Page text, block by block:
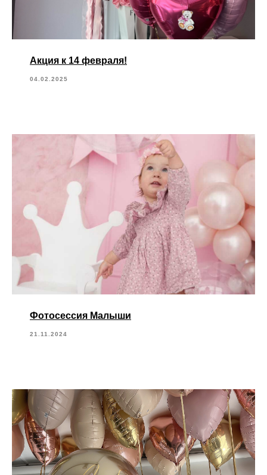
Акция к 14 февраля!
04.02.2025
Фотосессия Малыши
21.11.2024